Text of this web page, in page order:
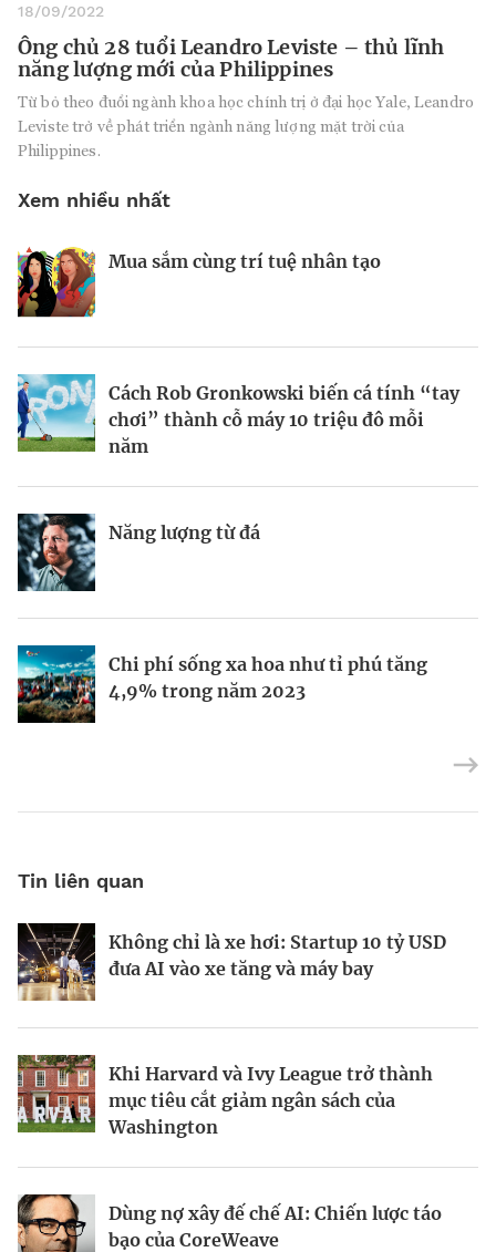
18/09/2022
Ông chủ 28 tuổi Leandro Leviste – thủ lĩnh
năng lượng mới của Philippines
Từ bỏ theo đuổi ngành khoa học chính trị ở đại học Yale, Leandro
Leviste trở về phát triển ngành năng lượng mặt trời của
Philippines.
Xem nhiều nhất
Mua sắm cùng trí tuệ nhân tạo
Cách Rob Gronkowski biến cá tính “tay
chơi” thành cỗ máy 10 triệu đô mỗi
năm
Năng lượng từ đá
Chi phí sống xa hoa như tỉ phú tăng
4,9% trong năm 2023
Nhà sáng lập 25 tuổi và tham vọng lật
Thợ săn khoản vay
Nếu biết tận dụng, AI sẽ giúp điều hành
công ty tốt hơn
Định vị doanh nghiệp Việt trên bản đồ
kinh tế toàn cầu
Kiểm soát bất ổn và bảo vệ sức khỏe
BRANDCONNECT | Brand Contributor
Champagne hàng đầu cho chất riêng
mùa lễ hội
Kết nối liên vùng: Đòn bẩy chiến lược
Mukesh Ambani sắp chuyển giao quyền
điều hành Reliance Industries cho các
Tin liên quan
Không chỉ là xe hơi: Startup 10 tỷ USD
đưa AI vào xe tăng và máy bay
Khi Harvard và Ivy League trở thành
mục tiêu cắt giảm ngân sách của
Washington
Dùng nợ xây đế chế AI: Chiến lược táo
bạo của CoreWeave
Miếng bánh 29 ngàn tỷ USD quỹ hưu trí
Mỹ
Những tỷ phú châu Á dẫn đầu làn sóng
bùng nổ trung tâm dữ liệu
Tầm nhìn đổi mới giúp vươn tầm
thương hiệu
Làm giàu từ dữ liệu
Cứ 10 người sẽ 9 người mất việc vì
startup AI này?
Khi tỷ phú “một mất một còn” vì tương
lai AI